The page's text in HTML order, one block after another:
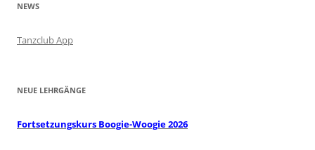
NEWS
Tanzclub App
NEUE LEHRGÄNGE
Fortsetzungskurs Boogie-Woogie 2026